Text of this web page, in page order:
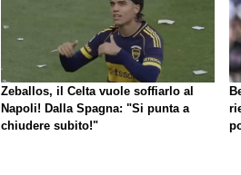
Zeballos, il Celta vuole soffiarlo al
Napoli! Dalla Spagna: "Si punta a
chiudere subito!"